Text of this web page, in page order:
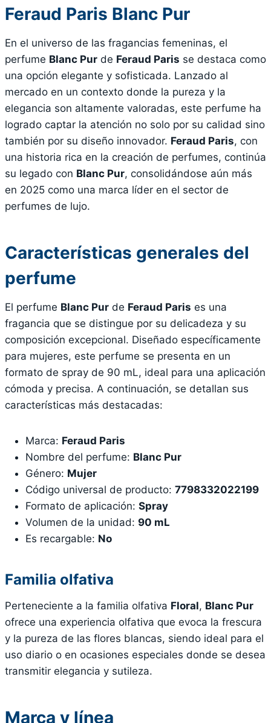
Feraud Paris Blanc Pur
En el universo de las fragancias femeninas, el
perfume Blanc Pur de Feraud Paris se destaca como
una opción elegante y sofisticada. Lanzado al
mercado en un contexto donde la pureza y la
elegancia son altamente valoradas, este perfume ha
logrado captar la atención no solo por su calidad sino
también por su diseño innovador. Feraud Paris, con
una historia rica en la creación de perfumes, continúa
su legado con Blanc Pur, consolidándose aún más
en 2025 como una marca líder en el sector de
perfumes de lujo.
Características generales del
perfume
El perfume Blanc Pur de Feraud Paris es una
fragancia que se distingue por su delicadeza y su
composición excepcional. Diseñado específicamente
para mujeres, este perfume se presenta en un
formato de spray de 90 mL, ideal para una aplicación
cómoda y precisa. A continuación, se detallan sus
características más destacadas:
Marca: Feraud Paris
Nombre del perfume: Blanc Pur
Género: Mujer
Código universal de producto: 7798332022199
Formato de aplicación: Spray
Volumen de la unidad: 90 mL
Es recargable: No
Familia olfativa
Perteneciente a la familia olfativa Floral, Blanc Pur
ofrece una experiencia olfativa que evoca la frescura
y la pureza de las flores blancas, siendo ideal para el
uso diario o en ocasiones especiales donde se desea
transmitir elegancia y sutileza.
Marca y línea